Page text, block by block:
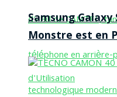
Samsung Galaxy
Monstre est en